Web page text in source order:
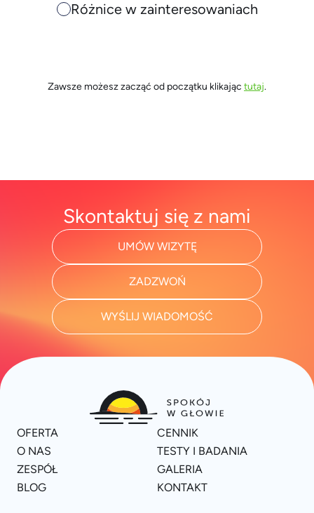
Różnice w zainteresowaniach
Zawsze możesz zacząć od początku klikając tutaj.
Skontaktuj się z nami
UMÓW WIZYTĘ
ZADZWOŃ
WYŚLIJ WIADOMOŚĆ
OFERTA
CENNIK
O NAS
TESTY I BADANIA
ZESPÓŁ
GALERIA
BLOG
KONTAKT